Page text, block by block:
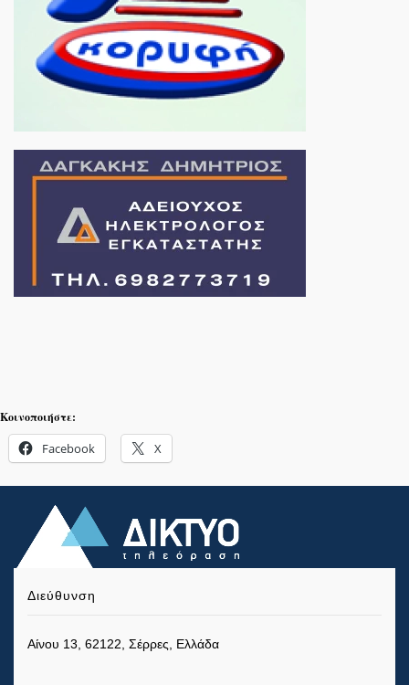
Κοινοποιήστε:
Facebook X
Διεύθυνση
Αίνου 13, 62122, Σέρρες, Ελλάδα